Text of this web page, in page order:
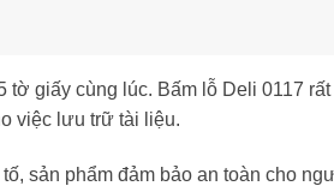
giấy cùng lúc. Bấm lỗ Deli 0117
việc lưu trữ tài liệu.
sản phẩm đảm bảo an toàn cho